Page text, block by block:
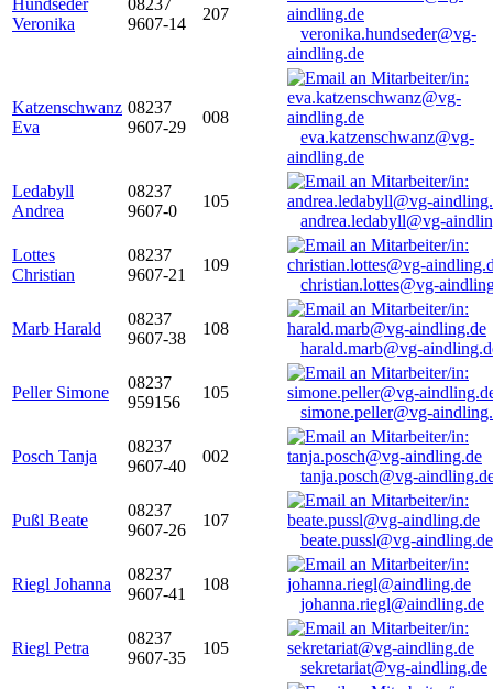
Hundseder
Veronika
08237
9607-14
207
veronika.hundseder@vg-
aindling.de
Katzenschwanz
Eva
08237
9607-29
008
eva.katzenschwanz@vg-
aindling.de
Ledabyll
Andrea
08237
9607-0
105
andrea.ledabyll@vg-
Lottes
Christian
08237
9607-21
109
christian.lottes@vg-
Marb Harald
08237
9607-38
108
harald.marb@vg-
Peller Simone
08237
959156
105
simone.peller@vg-
Posch Tanja
08237
9607-40
002
tanja.posch@vg-
Pußl Beate
08237
9607-26
107
beate.pussl@vg-aindling.de
Riegl Johanna
08237
9607-41
108
johanna.riegl@aindling.de
Riegl Petra
08237
9607-35
105
sekretariat@vg-aindling.de